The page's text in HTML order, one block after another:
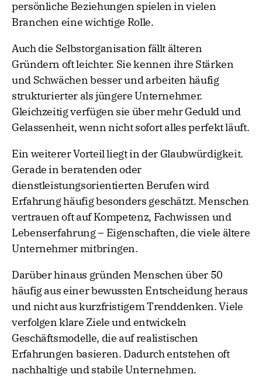
persönliche Beziehungen spielen in vielen
Branchen eine wichtige Rolle.
Auch die Selbstorganisation fällt älteren
Gründern oft leichter. Sie kennen ihre Stärken
und Schwächen besser und arbeiten häufig
strukturierter als jüngere Unternehmer.
Gleichzeitig verfügen sie über mehr Geduld und
Gelassenheit, wenn nicht sofort alles perfekt läuft.
Ein weiterer Vorteil liegt in der Glaubwürdigkeit.
Gerade in beratenden oder
dienstleistungsorientierten Berufen wird
Erfahrung häufig besonders geschätzt. Menschen
vertrauen oft auf Kompetenz, Fachwissen und
Lebenserfahrung – Eigenschaften, die viele ältere
Unternehmer mitbringen.
Darüber hinaus gründen Menschen über 50
häufig aus einer bewussten Entscheidung heraus
und nicht aus kurzfristigem Trenddenken. Viele
verfolgen klare Ziele und entwickeln
Geschäftsmodelle, die auf realistischen
Erfahrungen basieren. Dadurch entstehen oft
nachhaltige und stabile Unternehmen.